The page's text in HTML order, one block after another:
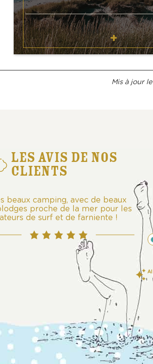
Mis à jour le
LES AVIS DE NOS
CLIENTS
beaux camping, avec de beaux
proche de la mer pour les
de surf et de farniente !